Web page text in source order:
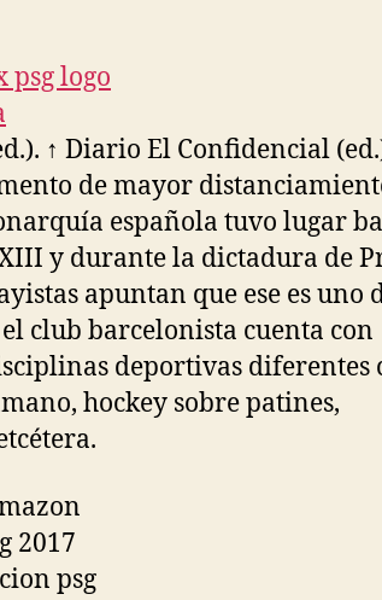
↑ Diario El Confidencial
de mayor
española tuvo lugar
y durante la dictadura de
apuntan que ese es uno
club barcelonista cuenta con
deportivas diferentes
hockey sobre patines,